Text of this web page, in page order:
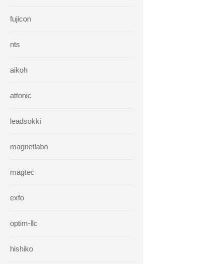
fujicon
nts
aikoh
attonic
leadsokki
magnetlabo
magtec
exfo
optim-llc
hishiko